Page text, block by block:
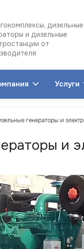
дизельные
и дизельные
от
Услуги
генераторы и